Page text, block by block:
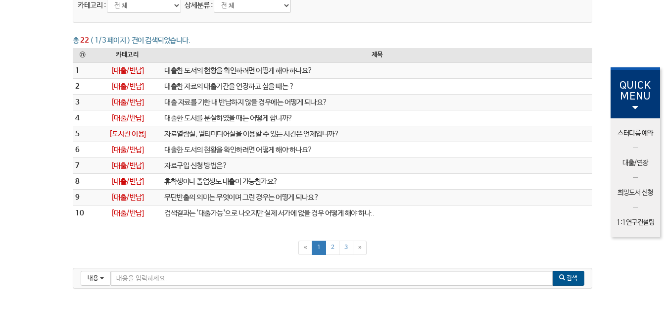
카테고리 : 상세분류 :
총22 ( 1/3 페이지 ) 건이 검색되었습니다.
ⓝ 카테고리 제목
1 [대출/반납]
대출한 도서의 현황을 확인하려면 어떻게 해야 하나요?
2
[대출/반납]
대출한 자료의 대출기간을 연장하고 싶을 때는 ?
3
[대출/반납]
대출 자료를 기한 내 반납하지 않을 경우에는 어떻게 되나요?
4
[대출/반납]
대출한 도서를 분실하였을 때는 어떻게 합니까?
5
[도서관 이용]
자료열람실, 멀티미디어실을 이용할 수 있는 시간은 언제입니까?
6
[대출/반납]
대출한 도서의 현황을 확인하려면 어떻게 해야 하나요?
7
[대출/반납]
자료구입 신청 방법은?
8
[대출/반납]
휴학생이나 졸업생도 대출이 가능한가요?
9
[대출/반납]
무단반출의 의미는 무엇이며 그런 경우는 어떻게 되나요?
10
[대출/반납] 검색결과는 '대출가능'으로 나오지만 실제 서가에 없을 경우 어떻게 해야 하나..
« 1 2 3 »
내용 검색
QUICK
MENU
스터디룸 예약
대출/연장
희망도서 신청
1:1연구컨설팅